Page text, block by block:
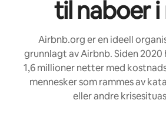
til naboer i
Airbnb.org er en ideell
grunnlagt av Airbnb. Siden
1,6 millioner netter med
mennesker som rammes av
eller andre